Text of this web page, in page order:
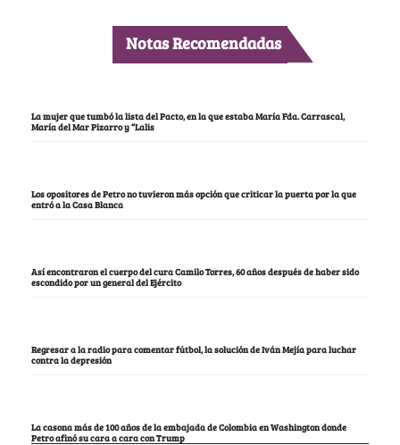
Notas Recomendadas
La mujer que tumbó la lista del Pacto, en la que estaba María Fda. Carrascal,
María del Mar Pizarro y “Lalis
Los opositores de Petro no tuvieron más opción que criticar la puerta por la que
entró a la Casa Blanca
Así encontraron el cuerpo del cura Camilo Torres, 60 años después de haber sido
escondido por un general del Ejército
Regresar a la radio para comentar fútbol, la solución de Iván Mejía para luchar
contra la depresión
La casona más de 100 años de la embajada de Colombia en Washington donde
Petro afinó su cara a cara con Trump